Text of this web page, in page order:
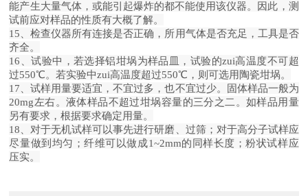
能产生大量气体，或能引起爆炸的都不能使用该仪器。因此，测
试前应对样品的性质有大概了解。
15、检查仪器所有连接是否正确，所用气体是否充足，工具是否
齐全。
16、试验中，若选择铝坩埚为样品皿，试验的zui高温度不可超
过550℃。若实验中zui高温度超过550℃，则可选用陶瓷坩埚。
17、试样用量要适宜，不宜过多，也不宜过少。固体样品一般为
20mg左右。液体样品不超过坩埚容量的三分之二。如样品用量
另有要求，根据要求确定用量。
18、对于无机试样可以事先进行研磨、过筛；对于高分子试样应
尽量做到均匀；纤维可以做成1~2mm的同样长度；粉状试样应
压实。